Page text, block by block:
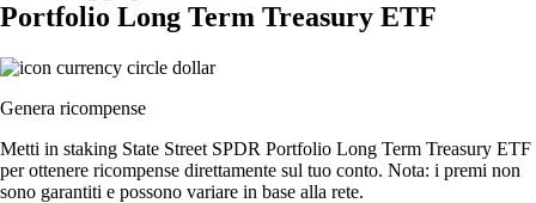
Portfolio Long Term Treasury ETF
Genera ricompense
Metti in staking State Street SPDR Portfolio Long Term Treasury ETF
per ottenere ricompense direttamente sul tuo conto. Nota: i premi non
sono garantiti e possono variare in base alla rete.